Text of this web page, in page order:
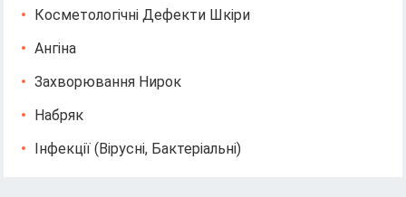
Косметологічні Дефекти Шкіри
Ангіна
Захворювання Нирок
Набряк
Інфекції (вірусні, Бактеріальні)